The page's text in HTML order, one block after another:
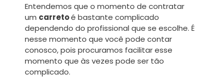
Entendemos que o momento de contratar
um carretoé bastante complicado
dependendo do profissional que se escolhe. É
nesse momento que você pode contar
conosco, pois procuramos facilitar esse
momento que às vezes pode ser tão
complicado.